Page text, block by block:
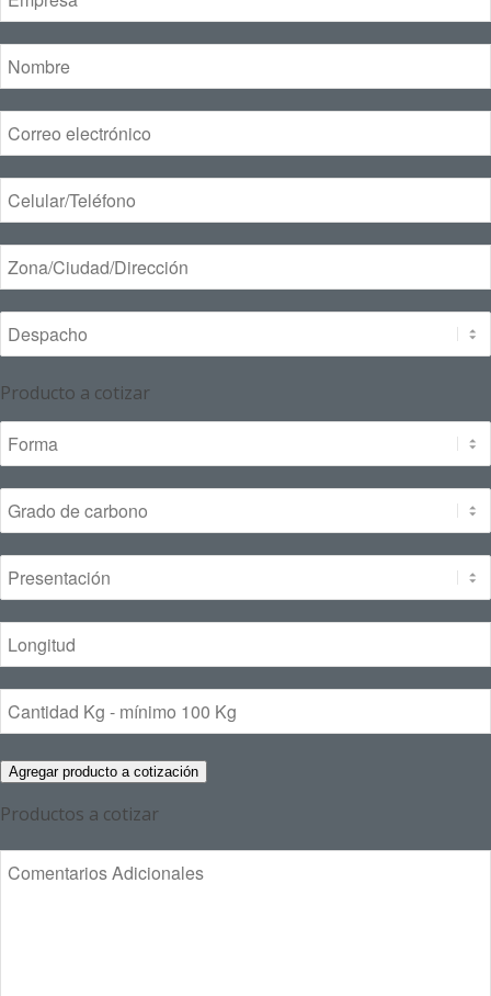
Producto a cotizar
Agregar producto a cotización
Productos a cotizar